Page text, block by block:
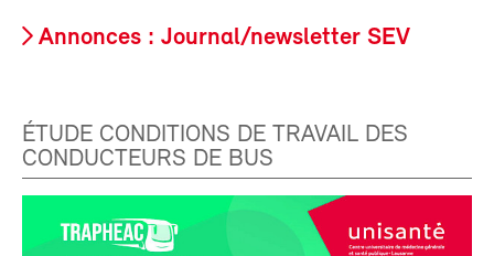
Annonces : Journal/newsletter SEV
ÉTUDE CONDITIONS DE TRAVAIL DES
CONDUCTEURS DE BUS